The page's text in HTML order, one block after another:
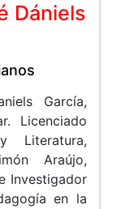
Dániels
García,
Licenciado
Literatura,
Araújo,
Investigador
en la